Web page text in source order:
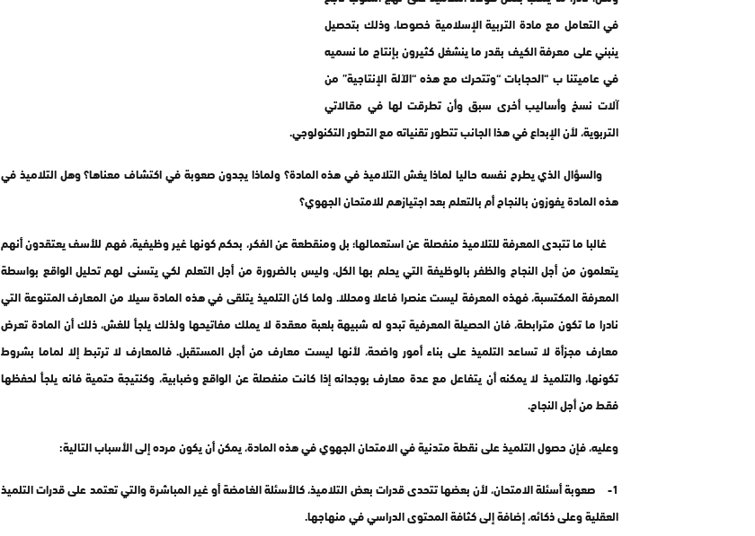
في التعامل مع مادة التربية الإسلامية خصوصا، وذلك بتحصيل
ينبني على معرفة الكيف بقدر ما ينشغل كثيرون بإنتاج ما نسميه
في عاميتنا ب “الحجابات “وتتحرك مع هذه “الآلة الإنتاجية” من
آلات نسخ وأساليب أخرى سبق وأن تطرقت لها في مقالاتي
التربوية، لأن الإبداع في هذا الجانب تتطور تقنياته مع التطور التكنولوجي.
والسؤال الذي يطرح نفسه حاليا لماذا يغش التلاميذ في هذه المادة؟ ولماذا يجدون صعوبة في اكتشاف معناها؟ وهل التلاميذ في
هذه المادة يفوزون بالنجاح أم بالتعلم بعد اجتيازهم للامتحان الجهوي؟
غالبا ما تتبدى المعرفة للتلاميذ منفصلة عن استعمالها؛ بل ومنقطعة عن الفكر، بحكم كونها غير وظيفية، فهم للأسف يعتقدون أنهم
يتعلمون من أجل النجاح والظفر بالوظيفة التي يحلم بها الكل، وليس بالضرورة من أجل التعلم لكي يتسنى لهم تحليل الواقع بواسطة
المعرفة المكتسبة، فهذه المعرفة ليست عنصرا فاعلا ومحللا. ولما كان التلميذ يتلقى في هذه المادة سيلا من المعارف المتنوعة التي
نادرا ما تكون مترابطة، فان الحصيلة المعرفية تبدو له شبيهة بلعبة معقدة لا يملك مفاتيحها ولذلك يلجأ للغش، ذلك أن المادة تعرض
معارف مجزأة لا تساعد التلميذ على بناء أمور واضحة، لأنها ليست معارف من أجل المستقبل. فالمعارف لا ترتبط إلا لماما بشروط
تكونها، والتلميذ لا يمكنه أن يتفاعل مع عدة معارف بوجدانه إذا كانت منفصلة عن الواقع وضبابية، وكنتيجة حتمية فانه يلجأ لحفظها
فقط من أجل النجاح.
وعليه، فإن حصول التلميذ على نقطة متدنية في الامتحان الجهوي في هذه المادة، يمكن أن يكون مرده إلى الأسباب التالية:
1- صعوبة أسئلة الامتحان، لأن بعضها تتحدى قدرات بعض التلاميذ، كالأسئلة الغامضة أو غير المباشرة والتي تعتمد على قدرات التلميذ
العقلية وعلى ذكائه، إضافة إلى كثافة المحتوى الدراسي في منهاجها.